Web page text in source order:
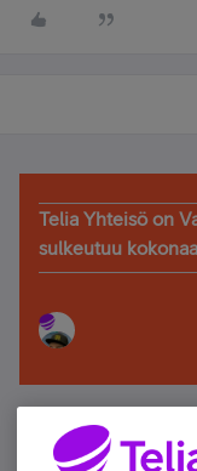
Telia Yhteisö on
sulkeutuu